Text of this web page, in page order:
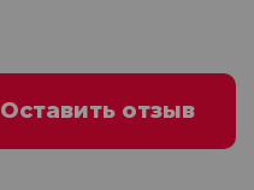
Оставить отзыв